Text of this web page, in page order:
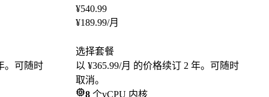
。可随时
¥540.99
¥189.99/月
选择套餐
以 ¥365.99/月 的价格续订 2 年。可随时
取消。
8 个vCPU 内核